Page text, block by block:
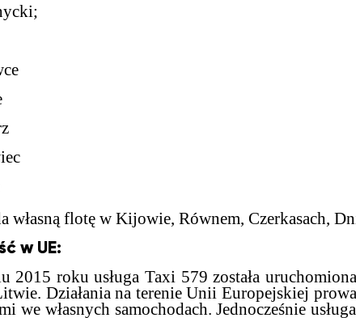
własną flotę w Kijowie, Równem, Czerkasach,
w UE:
2015 roku usługa Taxi 579 została
Działania na terenie Unii Europejskiej
we własnych samochodach. Jednocześnie